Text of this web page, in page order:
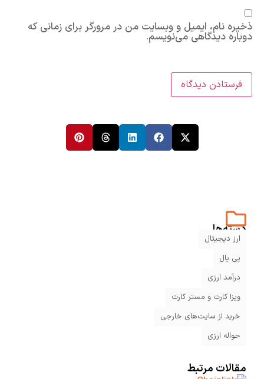
ذخیره نام، ایمیل و وبسایت من در مرورگر برای زمانی که
دوباره دیدگاهی می‌نویسم.
دسته‌ها
ارز دیجیتال
پی پال
درآمد ارزی
ویزا کارت و مستر کارت
خرید از سایت‌های خارجی
حواله ارزی
مقالات مرتبط